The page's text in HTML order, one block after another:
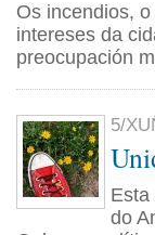
Os incendios,
intereses da
preocupación
5/
Esta
do